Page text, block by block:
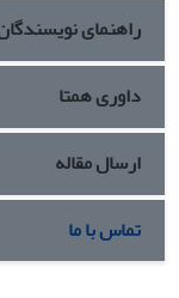
راهنمای
داوری همتا
ارسال مقاله
تماس با ما